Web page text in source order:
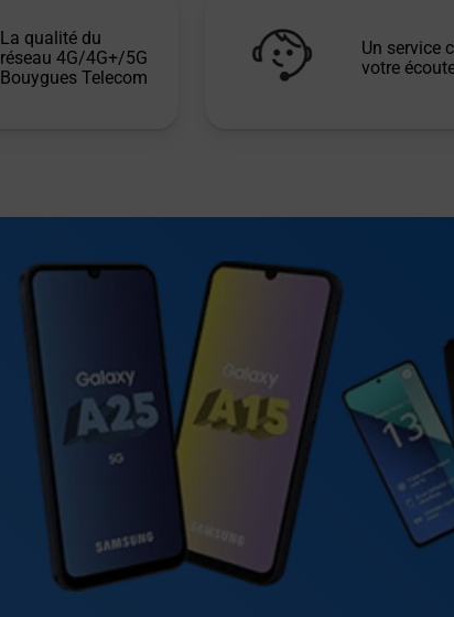
La qualité du
réseau 4G/4G+/5G
Bouygues Telecom
Un service
votre